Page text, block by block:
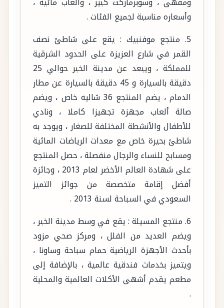
وأسعاره مناسبة لجميع الفئات .
5. منتجع موفنبيك : يقع على شاطئ نصف
القمر في شارع العزيزة على الحدود الشرقية
للمملكة ، ويبعد عن مدينة الخبر حوالي 25
دقيقة بالسيارة و 45 دقيقة بالسيارة عن مطار
الدمام ، يضم المنتجع 36 شاليه خاص ، ويضم
صالة ألعاب مجهزة تجهيزا كاملا ، ونادي
للأطفال والأنشطة المختلفة للصغار ، ويوجد به
شاطئ بحيرة خاص مع معدات الرياضات المائية
ومسابح للنساء والرجال منفصلة ، حصل المنتجع
على شهادة العالم الأخضر لعام 2013 ، وجائزة
أفضل إقامة متخصصة من جوائز التميز
السعودي في السباحة لسنة 2013 .
6. منتجع المسيلة : يقع في وسط مدينة الخبر ،
ويضم العديد من الفلل ، ومركز صحي مزود
بأحدث الأجهزة الرياضية حمام سباحة وساونا ،
ويتميز بخدمات فندقية عالمية ، بالإضافة إلى
مطعم يقدم أشهى الأكلات العالمية والمحلية
.